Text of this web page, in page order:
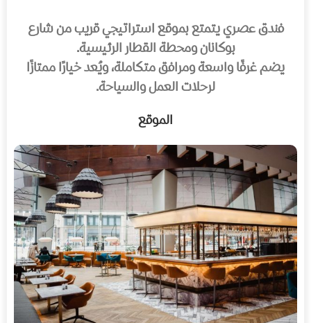
فندق عصري يتمتع بموقع استراتيجي قريب من شارع
بوكانان ومحطة القطار الرئيسية.
يضم غرفًا واسعة ومرافق متكاملة، ويُعد خيارًا ممتازًا
لرحلات العمل والسياحة.
الموقع